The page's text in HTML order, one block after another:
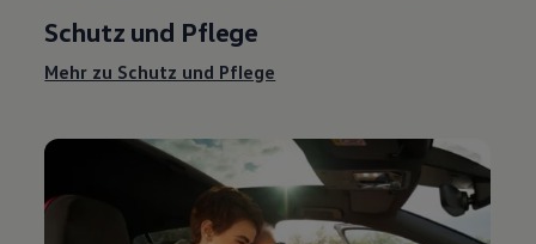
Schutz und Pflege
Mehr zu Schutz und Pflege